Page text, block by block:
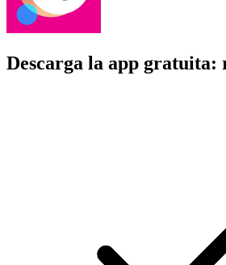
Descarga la app gratuita: